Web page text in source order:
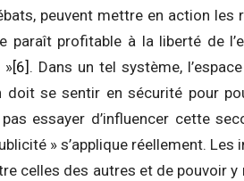
peuvent mettre en action les
paraît profitable à la liberté de
»[6] . Dans un tel système,
se sentir en sécurité pour
essayer d’influencer cette
» s’applique réellement. Les
celles des autres et de pouvoir y